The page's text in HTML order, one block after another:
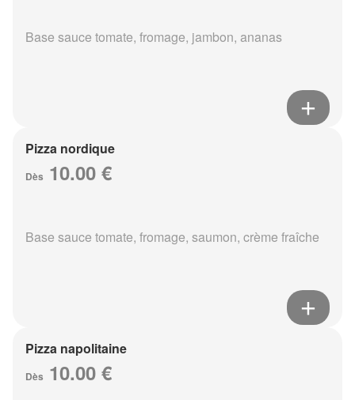
Base sauce tomate, fromage, jambon, ananas
Pizza nordique
Dès 10.00 €
Base sauce tomate, fromage, saumon, crème fraîche
Pizza napolitaine
Dès 10.00 €